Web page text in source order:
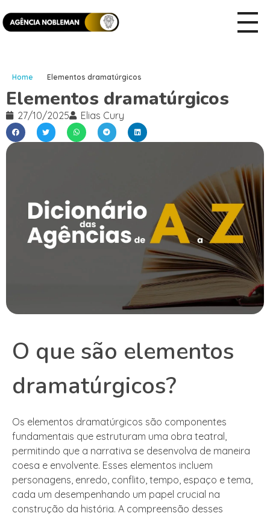
Home Elementos dramatúrgicos
Elementos dramatúrgicos
27/10/2025 Elias Cury
O que são elementos
dramatúrgicos?
Os elementos dramatúrgicos são componentes
fundamentais que estruturam uma obra teatral,
permitindo que a narrativa se desenvolva de maneira
coesa e envolvente. Esses elementos incluem
personagens, enredo, conflito, tempo, espaço e tema,
cada um desempenhando um papel crucial na
construção da história. A compreensão desses